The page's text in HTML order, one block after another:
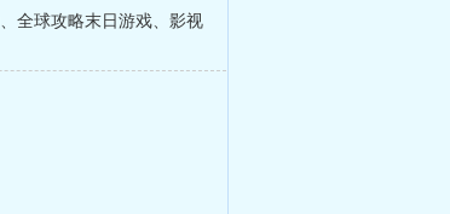
、 全球攻略末日游戏、 影视